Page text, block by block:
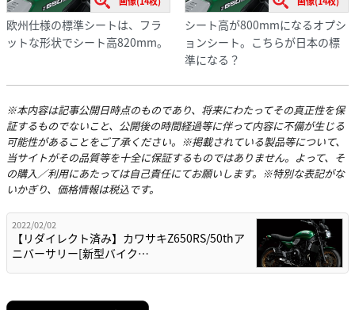
欧州仕様の標準シートは、フラ
ットな形状でシート高820mm。
シート高が800mmになるオプシ
ョンシート。こちらが日本の標
準になる？
※本内容は記事公開日時点のものであり、将来にわたってその真正性を保
証するものでないこと、公開後の時間経過等に伴って内容に不備が生じる
可能性があることをご了承ください。※掲載されている製品等について、
当サイトがその品質等を十全に保証するものではありません。よって、そ
の購入／利用にあたっては自己責任にてお願いします。※特別な表記がな
いかぎり、価格情報は税込です。
2022/02/02
【リダイレクト済み】カワサキZ650RS/50thア
ニバーサリー[新型バイク…